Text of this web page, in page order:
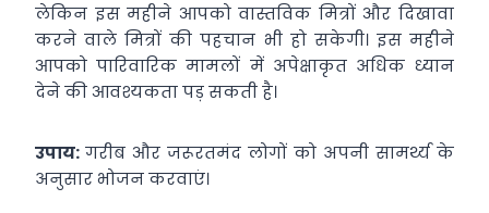
लेकिन इस महीने आपको वास्तविक मित्रों और दिखावा
करने वाले मित्रों की पहचान भी हो सकेगी। इस महीने
आपको पारिवारिक मामलों में अपेक्षाकृत अधिक ध्यान
देने की आवश्यकता पड़ सकती है।
उपाय: गरीब और जरूरतमंद लोगों को अपनी सामर्थ्य के
अनुसार भोजन करवाएं।